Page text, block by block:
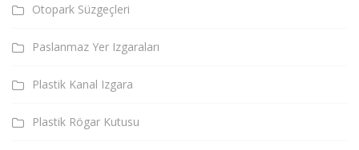
Otopark Süzgeçleri
Paslanmaz Yer Izgaraları
Plastik Kanal Izgara
Plastik Rögar Kutusu